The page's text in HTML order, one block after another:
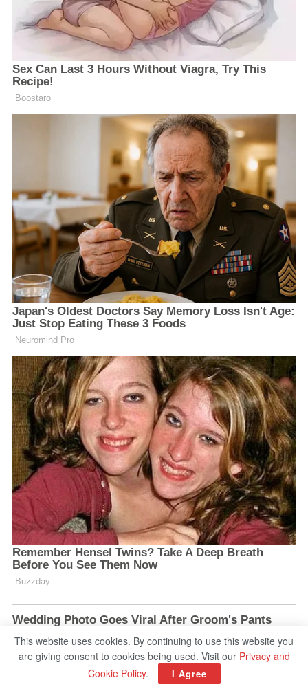
This website uses cookies. By continuing to use this website you
are giving consent to cookies being used. Visit our Privacy and
Cookie Policy. I Agree